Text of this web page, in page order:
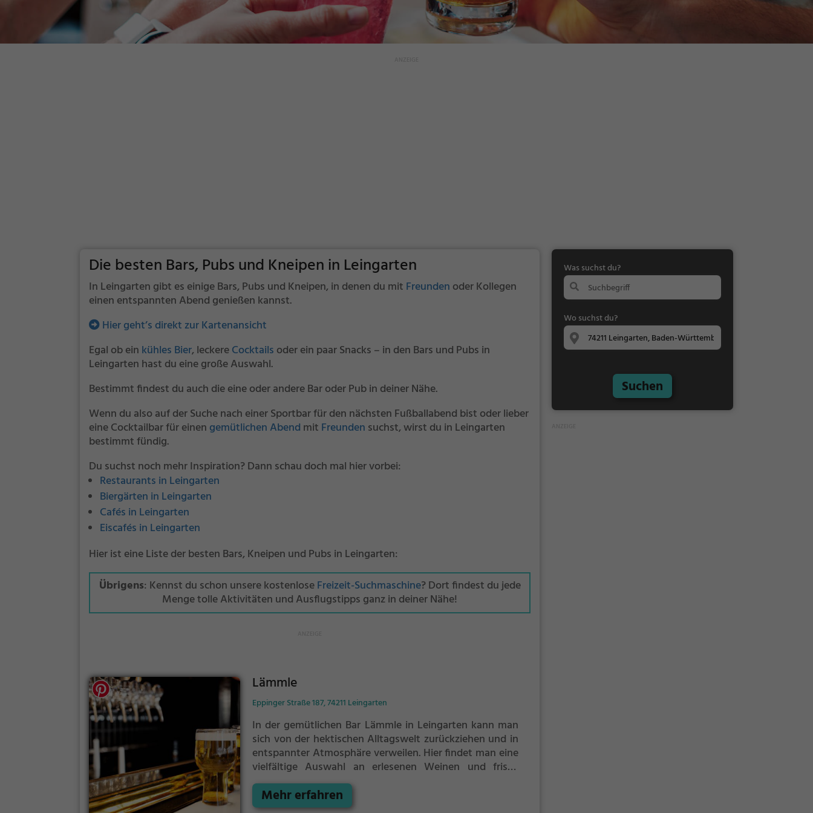
Die besten Bars, Pubs und Kneipen in Leingarten
In Leingarten gibt es einige Bars, Pubs und Kneipen, in denen du mit Freunden oder Kollegen
einen entspannten Abend genießen kannst.
Hier geht’s direkt zur Kartenansicht
Egal ob ein kühles Bier, leckereCocktails oder ein paar Snacks – in den Bars und Pubs in
Leingarten hast du eine große Auswahl.
Bestimmt findest du auch die eine oder andere Bar oder Pub in deiner Nähe.
Wenn du also auf der Suche nach einer Sportbar für den nächsten Fußballabend bist oder lieber
eine Cocktailbar für einen gemütlichen Abend mit Freunden suchst, wirst du in Leingarten
bestimmt fündig.
Du suchst noch mehr Inspiration? Dann schau doch mal hier vorbei:
Restaurants in Leingarten
Biergärten in Leingarten
Cafés in Leingarten
Eiscafés in Leingarten
Hier ist eine Liste der besten Bars, Kneipen und Pubs in Leingarten:
Übrigens: Kennst du schon unsere kostenloseFreizeit-Suchmaschine? Dort findest du jede
Menge tolle Aktivitäten und Ausflugstipps ganz in deiner Nähe!
Lämmle
Eppinger Straße 187, 74211 Leingarten
In der gemütlichen Bar Lämmle in Leingarten kann man
sich von der hektischen Alltagswelt zurückziehen und in
entspannter Atmosphäre verweilen. Hier findet man eine
vielfältige Auswahl an erlesenen Weinen und frisch
gezapftem Bier. Das Ambiente lädt zum Verweilen ein
und lädt dazu ein, sich bei einem leckeren Drink oder
einem Snack aus der kleinen, aber feinen Speisekarte
Mehr erfahren
Was suchst du?
Wo suchst du?
Suchen